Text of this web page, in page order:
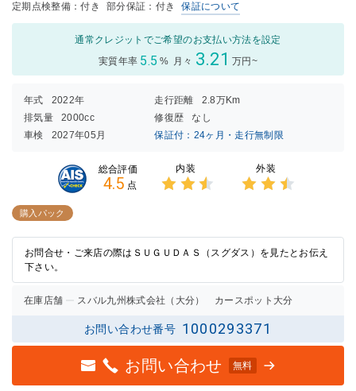
定期点検整備：付き 部分保証：付き 保証について
通常クレジットでご希望のお支払い方法を設定
実質年率 5.5 % 月々 3.21 万円~
年式 2022年 走行距離
2.8万Km
排気量
2000cc 修復歴
なし
車検
2027年05月 保証付：24ヶ月・走行無制限
総合評価
4.5 点
内装 外装
購入パック
お問合せ・ご来店の際はＳＵＧＵＤＡＳ（スグダス）を見たとお伝え
下さい。
在庫店舗 スバル九州株式会社（大分） カースポット大分
お問い合わせ番号 1000293371
お問い合わせ 無料